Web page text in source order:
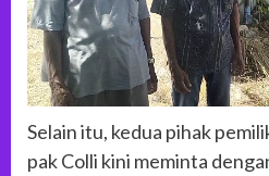
Selain itu, kedua pihak
pak Colli kini meminta